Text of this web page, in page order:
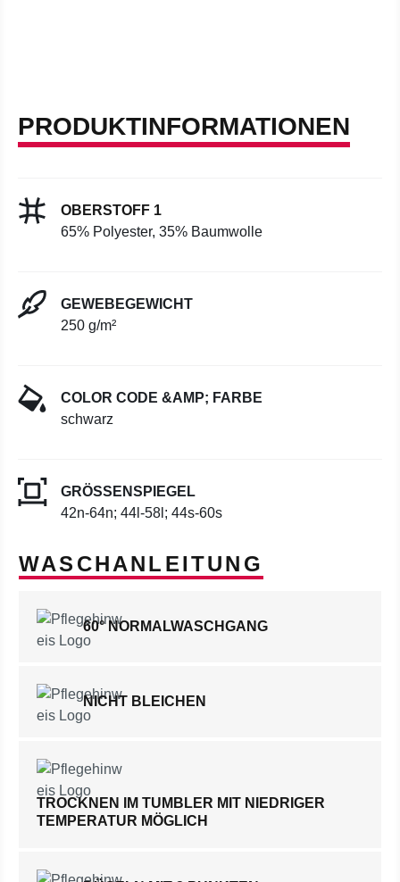
PRODUKTINFORMATIONEN
OBERSTOFF 1
65% Polyester, 35% Baumwolle
GEWEBEGEWICHT
250 g/m²
COLOR CODE &AMP; FARBE
schwarz
GRÖSSENSPIEGEL
42n-64n; 44l-58l; 44s-60s
WASCHANLEITUNG
60° NORMALWASCHGANG
NICHT BLEICHEN
TROCKNEN IM TUMBLER MIT NIEDRIGER
TEMPERATUR MÖGLICH